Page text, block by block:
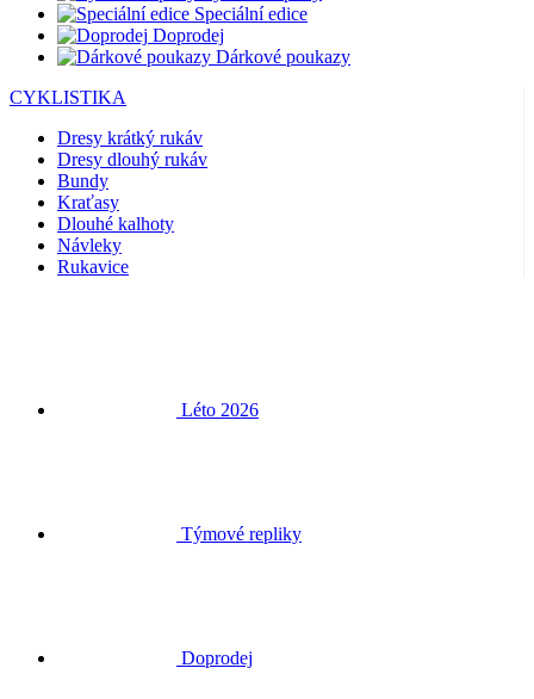
Speciální edice
Doprodej
Dárkové poukazy
CYKLISTIKA
Dresy krátký rukáv
Dresy dlouhý rukáv
Bundy
Kraťasy
Dlouhé kalhoty
Návleky
Rukavice
Léto 2026
Týmové repliky
Doprodej